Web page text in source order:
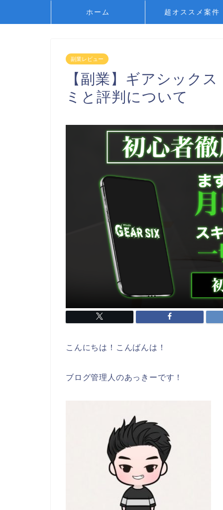
ホーム 超オススメ案件
副業レビュー
【副業】ギアシック
ミと評判について
こんにちは！こんばんは！
ブログ管理人のあっきーです！